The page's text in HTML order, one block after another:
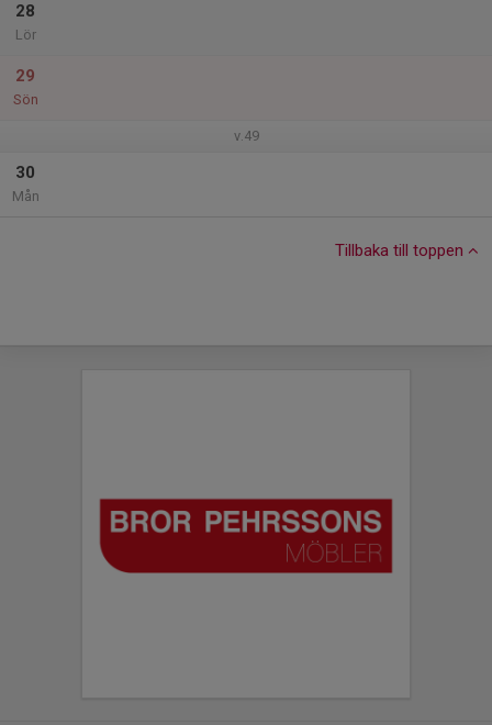
28
Lör
29
Sön
v.49
30
Mån
Tillbaka till toppen